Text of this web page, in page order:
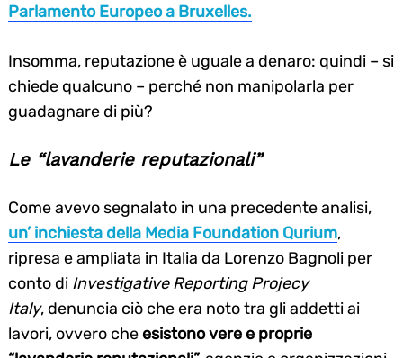
Parlamento Europeo a Bruxelles.
Insomma, reputazione è uguale a denaro: quindi – si
chiede qualcuno – perché non manipolarla per
guadagnare di più?
Le “lavanderie reputazionali”
Come avevo segnalato in una precedente analisi,
un’ inchiesta della Media Foundation Qurium,
ripresa e ampliata in Italia da Lorenzo Bagnoli per
conto di Investigative Reporting Projecy
Italy, denuncia ciò che era noto tra gli addetti ai
lavori, ovvero cheesistono vere e proprie